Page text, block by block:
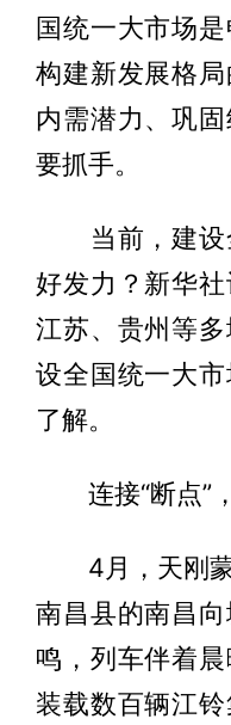
国统一大市场
构建新发展格
内需潜力、巩
要抓手。
当前，建设
好发力？新华社
江苏、贵州等
设全国统一大
了解。
连接“断点”
4月，天刚蒙
南昌县的南昌
鸣，列车伴着
装载数百辆江